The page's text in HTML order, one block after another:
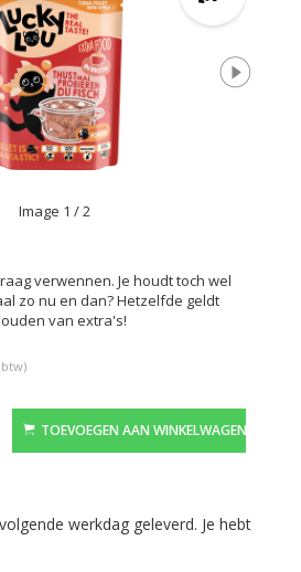
Image 1 / 2
verwennen. Je houdt toch wel
zo nu en dan? Hetzelfde geldt
van extra's!
btw)
TOEVOEGEN AAN WINKELWAGEN
werkdag geleverd. Je hebt